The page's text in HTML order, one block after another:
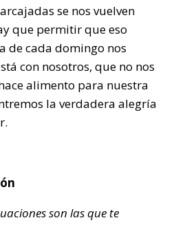
se nos vuelven
que permitir que eso
de cada domingo nos
con nosotros, que no nos
alimento para nuestra
la verdadera alegría
son las que te